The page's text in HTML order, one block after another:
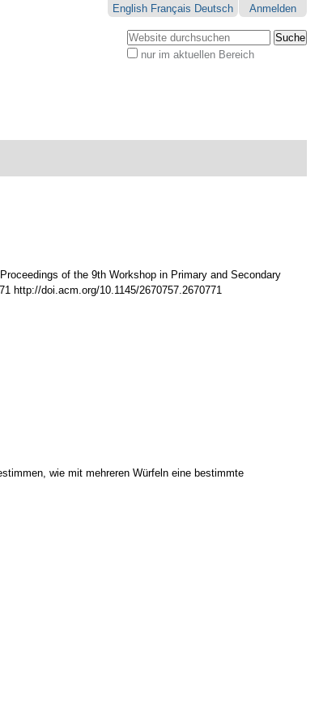
Anmelden
English Français Deutsch
Website durchsuchen
nur im aktuellen Bereich
of the 9th Workshop in Primary and Secondary
http://doi.acm.org/10.1145/2670757.2670771
wie mit mehreren Würfeln eine bestimmte